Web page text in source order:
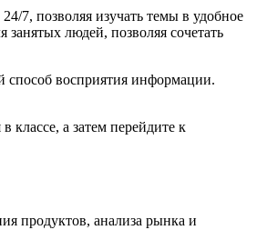
7, позволяя изучать темы в удобное
людей, позволяя сочетать
способ восприятия информации.
а затем перейдите к
продуктов, анализа рынка и